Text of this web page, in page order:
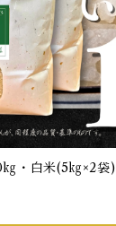
㎏・白米(5㎏×2袋)